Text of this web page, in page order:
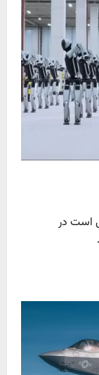
است در